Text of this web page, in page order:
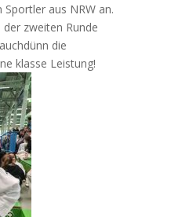
aus NRW an.
zweiten Runde
die
klasse Leistung!